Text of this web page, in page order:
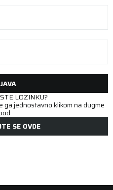
LOZINKU?
ga jednostavno klikom na dugme
SE OVDE